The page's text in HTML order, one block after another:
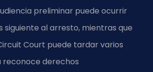
preliminar puede ocurrir
siguiente al arresto, mientras que
Court puede tardar varios
reconoce derechos